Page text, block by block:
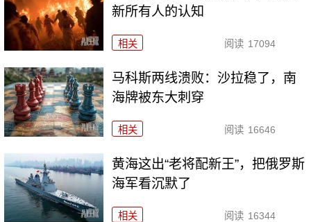
新所有人的认知
相关 阅读 17094
马科斯两线溃败：沙拉稳了，南
海牌被东大刺穿
相关 阅读 16646
黄海这出“老将配新王”，把俄罗斯
海军看沉默了
相关 阅读 16344